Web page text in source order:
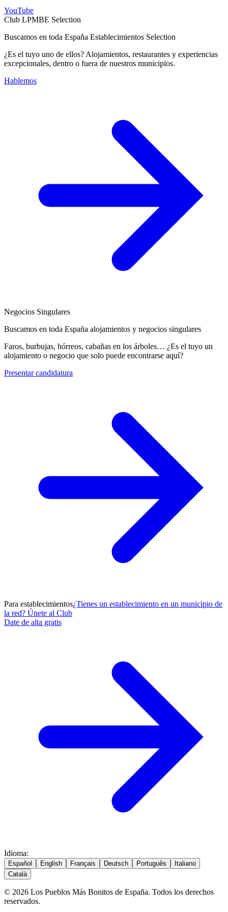
YouTube
Club LPMBE Selection
Buscamos en toda España Establecimientos Selection
¿Es el tuyo uno de ellos? Alojamientos, restaurantes y experiencias
excepcionales, dentro o fuera de nuestros municipios.
Hablemos
Negocios Singulares
Buscamos en toda España alojamientos y negocios singulares
Faros, burbujas, hórreos, cabañas en los árboles… ¿Es el tuyo un
alojamiento o negocio que solo puede encontrarse aquí?
Presentar candidatura
Para establecimientos¿Tienes un establecimiento en un municipio de
la red? Únete al Club
Date de alta gratis
Idioma:
Español English Français Deutsch Português
Italiano
Català
© 2026 Los Pueblos Más Bonitos de España. Todos los derechos
reservados.